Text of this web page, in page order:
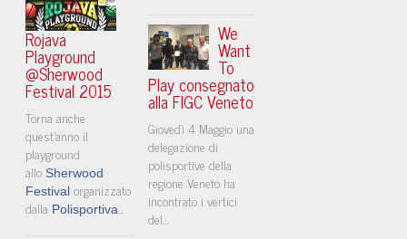
Rojava
Playground
@Sherwood
Festival 2015
Torna anche
quest'anno il
playground
allo Sherwood
Festival organizzato
dalla Polisportiva...
We
Want
To
Play consegnato
alla FIGC Veneto
Giovedì 4 Maggio una
delegazione di
polisportive della
regione Veneto ha
incontrato i vertici
del...